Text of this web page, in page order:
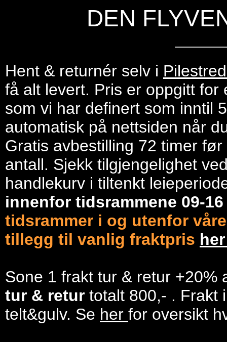
DEN
Hent & returnér selv i
få alt levert. Pris er oppgitt
som vi har definert som inntil
automatisk på nettsiden når
Gratis avbestilling 72 timer
antall. Sjekk tilgjengelighet
handlekurv i tiltenkt
innenfor tidsrammene 09-
tidsrammer i og utenfor
tillegg til vanlig fraktpris
Sone 1 frakt tur & retur +20%
tur & retur totalt 800,- . Frakt
telt&gulv. Se her for oversikt